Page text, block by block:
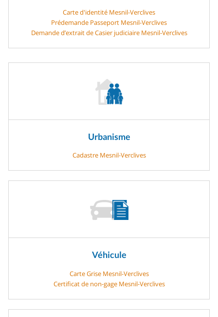
Carte d'identité Mesnil-Verclives
Prédemande Passeport Mesnil-Verclives
Demande d’extrait de Casier judiciaire Mesnil-Verclives
Urbanisme
Cadastre Mesnil-Verclives
Véhicule
Carte Grise Mesnil-Verclives
Certificat de non-gage Mesnil-Verclives